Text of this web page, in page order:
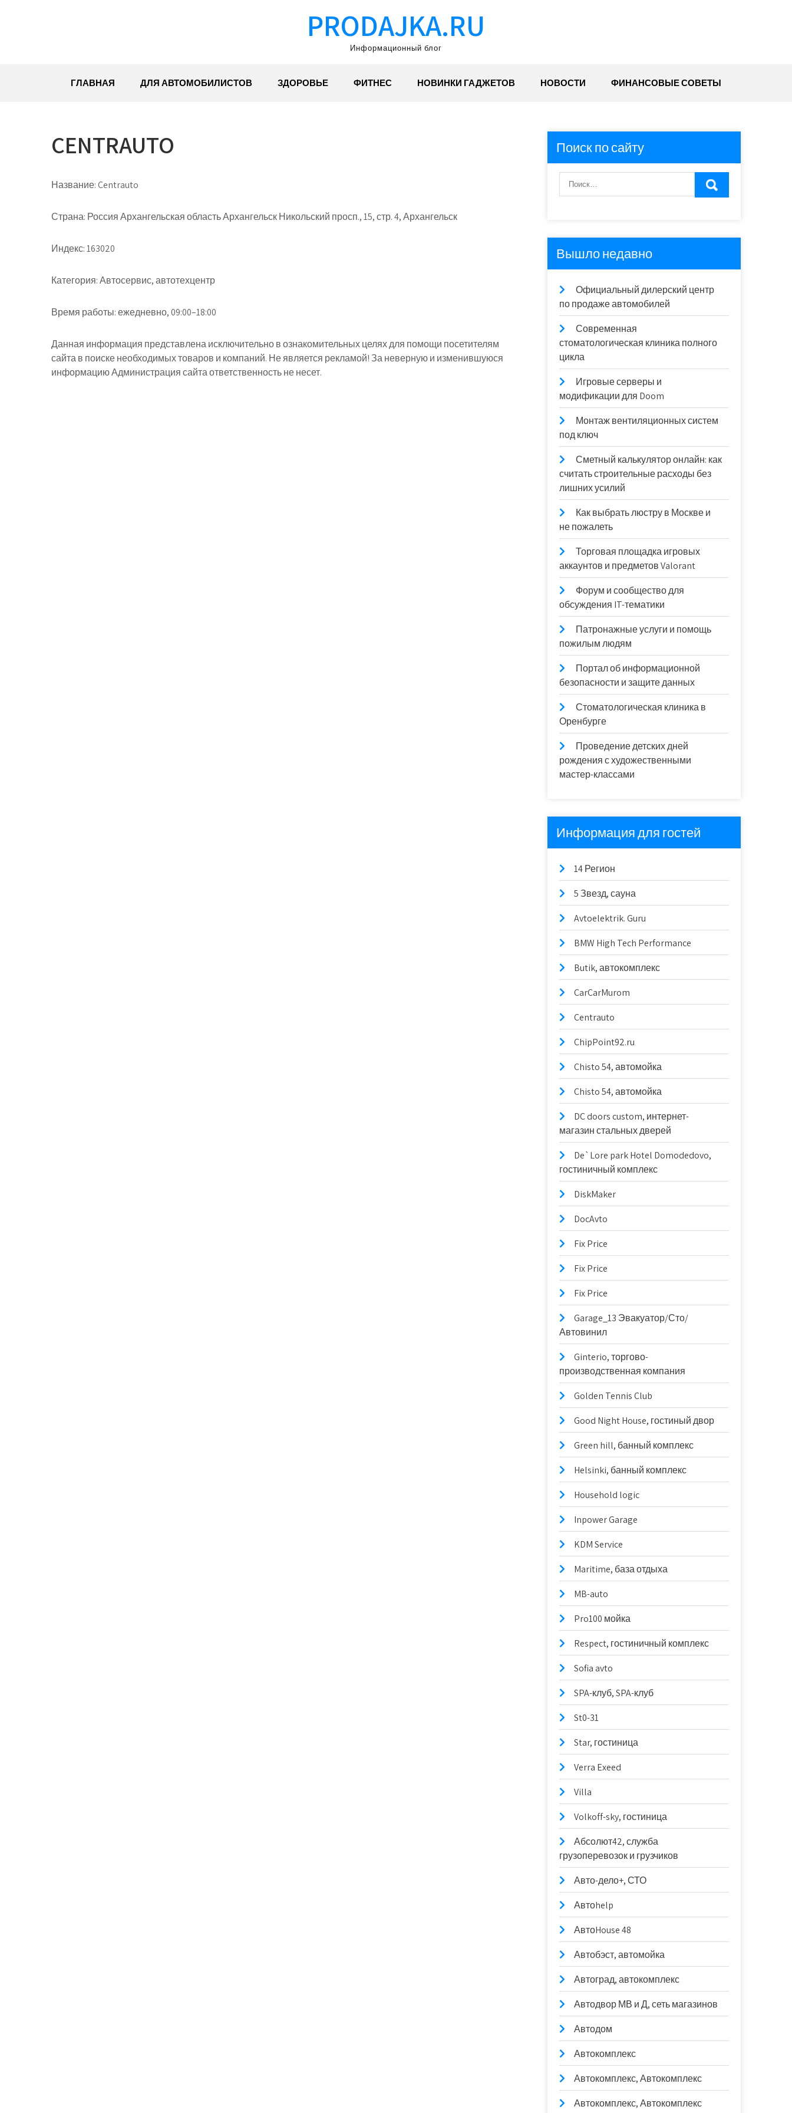
PRODAJKA.RU
Информационный блог
ГЛАВНАЯ ДЛЯ АВТОМОБИЛИСТОВ ЗДОРОВЬЕ ФИТНЕС НОВИНКИ ГАДЖЕТОВ НОВОСТИ ФИНАНСОВЫЕ СОВЕТЫ
CENTRAUTO
Название:Centrauto
Страна: Россия Архангельская область Архангельск Никольский просп., 15, стр. 4, Архангельск
Индекс:163020
Категория:Автосервис, автотехцентр
Время работы:ежедневно, 09:00–18:00
Данная информация представлена исключительно в ознакомительных целях для помощи посетителям
сайта в поиске необходимых товаров и компаний. Не является рекламой! За неверную и изменившуюся
информацию Администрация сайта ответственность не несет.
Поиск по сайту
Вышло недавно
Официальный дилерский центр
по продаже автомобилей
Современная
стоматологическая клиника полного
цикла
Игровые серверы и
модификации для Doom
Монтаж вентиляционных систем
под ключ
Сметный калькулятор онлайн: как
считать строительные расходы без
лишних усилий
Как выбрать люстру в Москве и
не пожалеть
Торговая площадка игровых
аккаунтов и предметов Valorant
Форум и сообщество для
обсуждения IT-тематики
Патронажные услуги и помощь
пожилым людям
Портал об информационной
безопасности и защите данных
Стоматологическая клиника в
Оренбурге
Проведение детских дней
рождения с художественными
мастер-классами
Информация для гостей
14 Регион
5 Звезд, сауна
Avtoelektrik. Guru
BMW High Tech Performance
Butik, автокомплекс
CarCarMurom
Centrauto
ChipPoint92.ru
Chisto 54, автомойка
Chisto 54, автомойка
DC doors custom, интернет-
магазин стальных дверей
De`Lore park Hotel Domodedovo,
гостиничный комплекс
DiskMaker
DocAvto
Fix Price
Fix Price
Fix Price
Garage_13 Эвакуатор/Сто/
Автовинил
Ginterio, торгово-
производственная компания
Golden Tennis Club
Good Night House, гостиный двор
Green hill, банный комплекс
Helsinki, банный комплекс
Household logic
Inpower Garage
KDM Service
Maritime, база отдыха
MB-auto
Pro100 мойка
Respect, гостиничный комплекс
Sofia avto
SPA-клуб, SPA-клуб
St0-31
Star, гостиница
Verra Exeed
Villa
Volkoff-sky, гостиница
Абсолют42, служба
грузоперевозок и грузчиков
Авто-дело+, СТО
Автоhelp
АвтоHouse 48
Автобэст, автомойка
Автоград, автокомплекс
Автодвор МВ и Д, сеть магазинов
Автодом
Автокомплекс
Автокомплекс, Автокомплекс
Автокомплекс, Автокомплекс